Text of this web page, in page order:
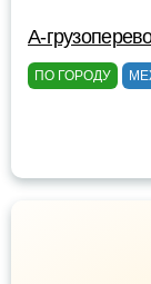
A-
ПО ГОРОДУ